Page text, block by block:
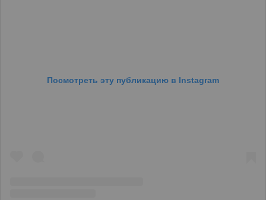
Посмотреть эту публикацию в Instagram